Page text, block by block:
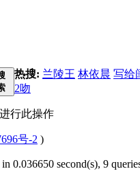
热搜: 兰陵王 林依晨 写给
2吻
行此操作
号-2 )
in 0.036650 second(s), 9